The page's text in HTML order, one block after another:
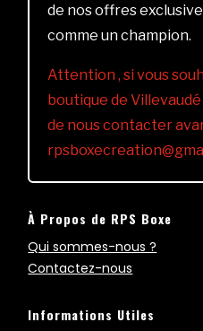
de nos offres
comme un champion.
Attention , si vous
boutique de
de nous contacter
À Propos de RPS Boxe
Qui sommes-nous ?
Contactez-nous
Informations Utiles